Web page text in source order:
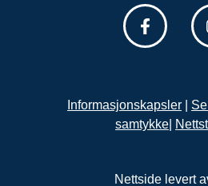
Informasjonskapsler
samtykke
Nettside levert